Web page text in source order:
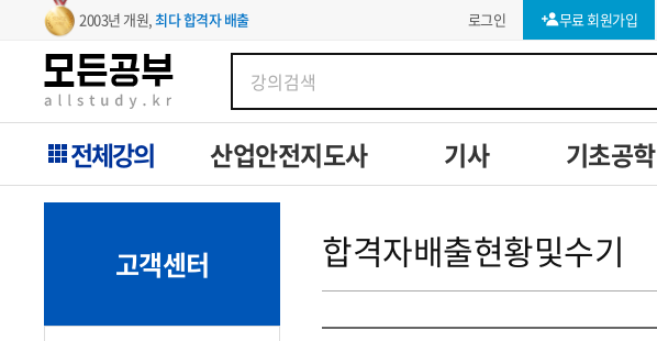
2003년 개원,최다 합격자 배출 로그인 무료 회원가입
전체강의 산업안전지도사 기사 기초공학
고객센터 합격자배출현황및수기